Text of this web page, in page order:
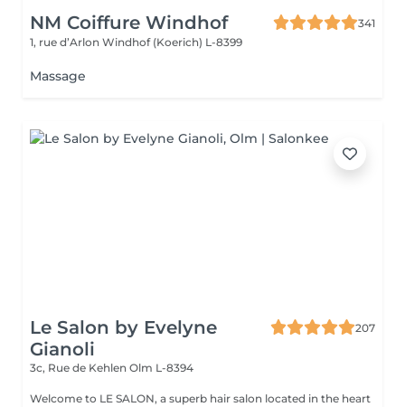
NM Coiffure Windhof
341
1, rue d’Arlon Windhof (Koerich) L-8399
Massage
Le Salon by Evelyne
Gianoli
207
3c, Rue de Kehlen Olm L-8394
Welcome to LE SALON, a superb hair salon located in the heart